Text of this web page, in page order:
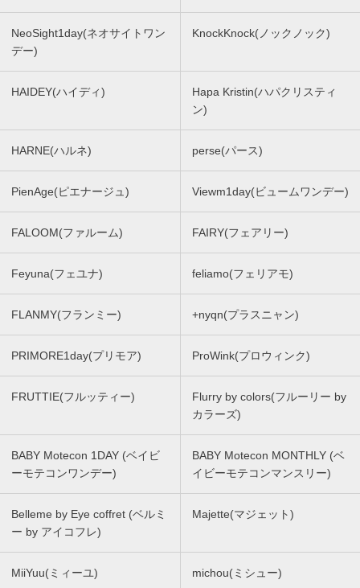
NeoSight1day(ネオサイトワン
デー)
KnockKnock(ノックノック)
HAIDEY(ハイディ)
Hapa Kristin(ハパクリスティ
ン)
HARNE(ハルネ) perse(パース)
PienAge(ピエナージュ) Viewm1day(ビュームワンデー)
FALOOM(ファルーム) FAIRY(フェアリー)
Feyuna(フェユナ) feliamo(フェリアモ)
FLANMY(フランミー) +nyqn(プラスニャン)
PRIMORE1day(プリモア) ProWink(プロウィンク)
FRUTTIE(フルッティー)
Flurry by colors(フルーリー by
カラーズ)
BABY Motecon 1DAY (ベイビ
ーモテコンワンデー)
BABY Motecon MONTHLY (ベ
イビーモテコンマンスリー)
Belleme by Eye coffret (ベルミ
ー by アイコフレ)
Majette(マジェット)
MiiYuu(ミィーユ) michou(ミシュー)